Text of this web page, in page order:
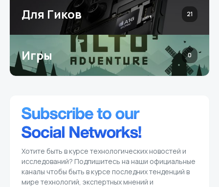
Для Гиков 21
Игры 0
Хотите быть в курсе технологических новостей и
исследований? Подпишитесь на наши официальные
каналы чтобы быть в курсе последних тенденций в
мире технологий, экспертных мнений и